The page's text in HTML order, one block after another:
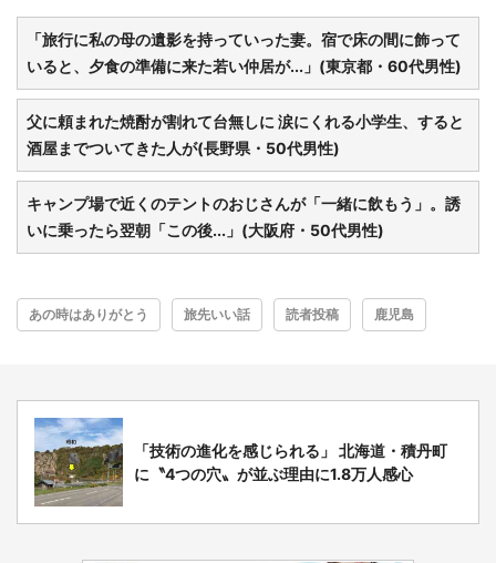
都道府選択
選択する
「旅行に私の母の遺影を持っていった妻。宿で床の間に飾って
いると、夕食の準備に来た若い仲居が...」(東京都・60代男性)
父に頼まれた焼酎が割れて台無しに 涙にくれる小学生、すると
酒屋までついてきた人が(長野県・50代男性)
キャンプ場で近くのテントのおじさんが「一緒に飲もう」。誘
いに乗ったら翌朝「この後...」(大阪府・50代男性)
あの時はありがとう 旅先いい話 読者投稿 鹿児島
「技術の進化を感じられる」 北海道・積丹町
に〝4つの穴〟が並ぶ理由に1.8万人感心